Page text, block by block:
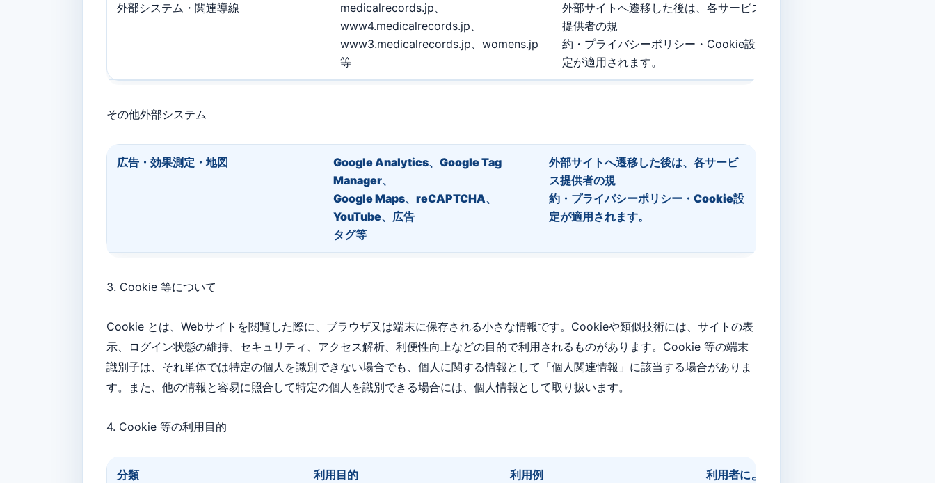
外部システム・関連導線
medicalrecords.jp、
www4.medicalrecords.jp、
www3.medicalrecords.jp、womens.jp
等
外部サイトへ遷移した後は、各サービス
提供者の規
約・プライバシーポリシー・Cookie設
定が適用されます。
その他外部システム
広告・効果測定・地図
Google Analytics、Google Tag
Manager、
Google Maps、reCAPTCHA、
YouTube、広告
タグ等
外部サイトへ遷移した後は、各サービ
ス提供者の規
約・プライバシーポリシー・Cookie設
定が適用されます。
3. Cookie 等について
Cookie とは、Webサイトを閲覧した際に、ブラウザ又は端末に保存される小さな情報です。Cookieや類似技術には、サイトの表
⽰、ログイン状態の維持、セキュリティ、アクセス解析、利便性向上などの目的で利用されるものがあります。Cookie 等の端末
識別⼦は、それ単体では特定の個⼈を識別できない場合でも、個⼈に関する情報として「個⼈関連情報」に該当する場合がありま
す。また、他の情報と容易に照合して特定の個⼈を識別できる場合には、個⼈情報として取り扱います。
4. Cookie 等の利⽤目的
分類 利⽤目的 利⽤例 利⽤者による制御